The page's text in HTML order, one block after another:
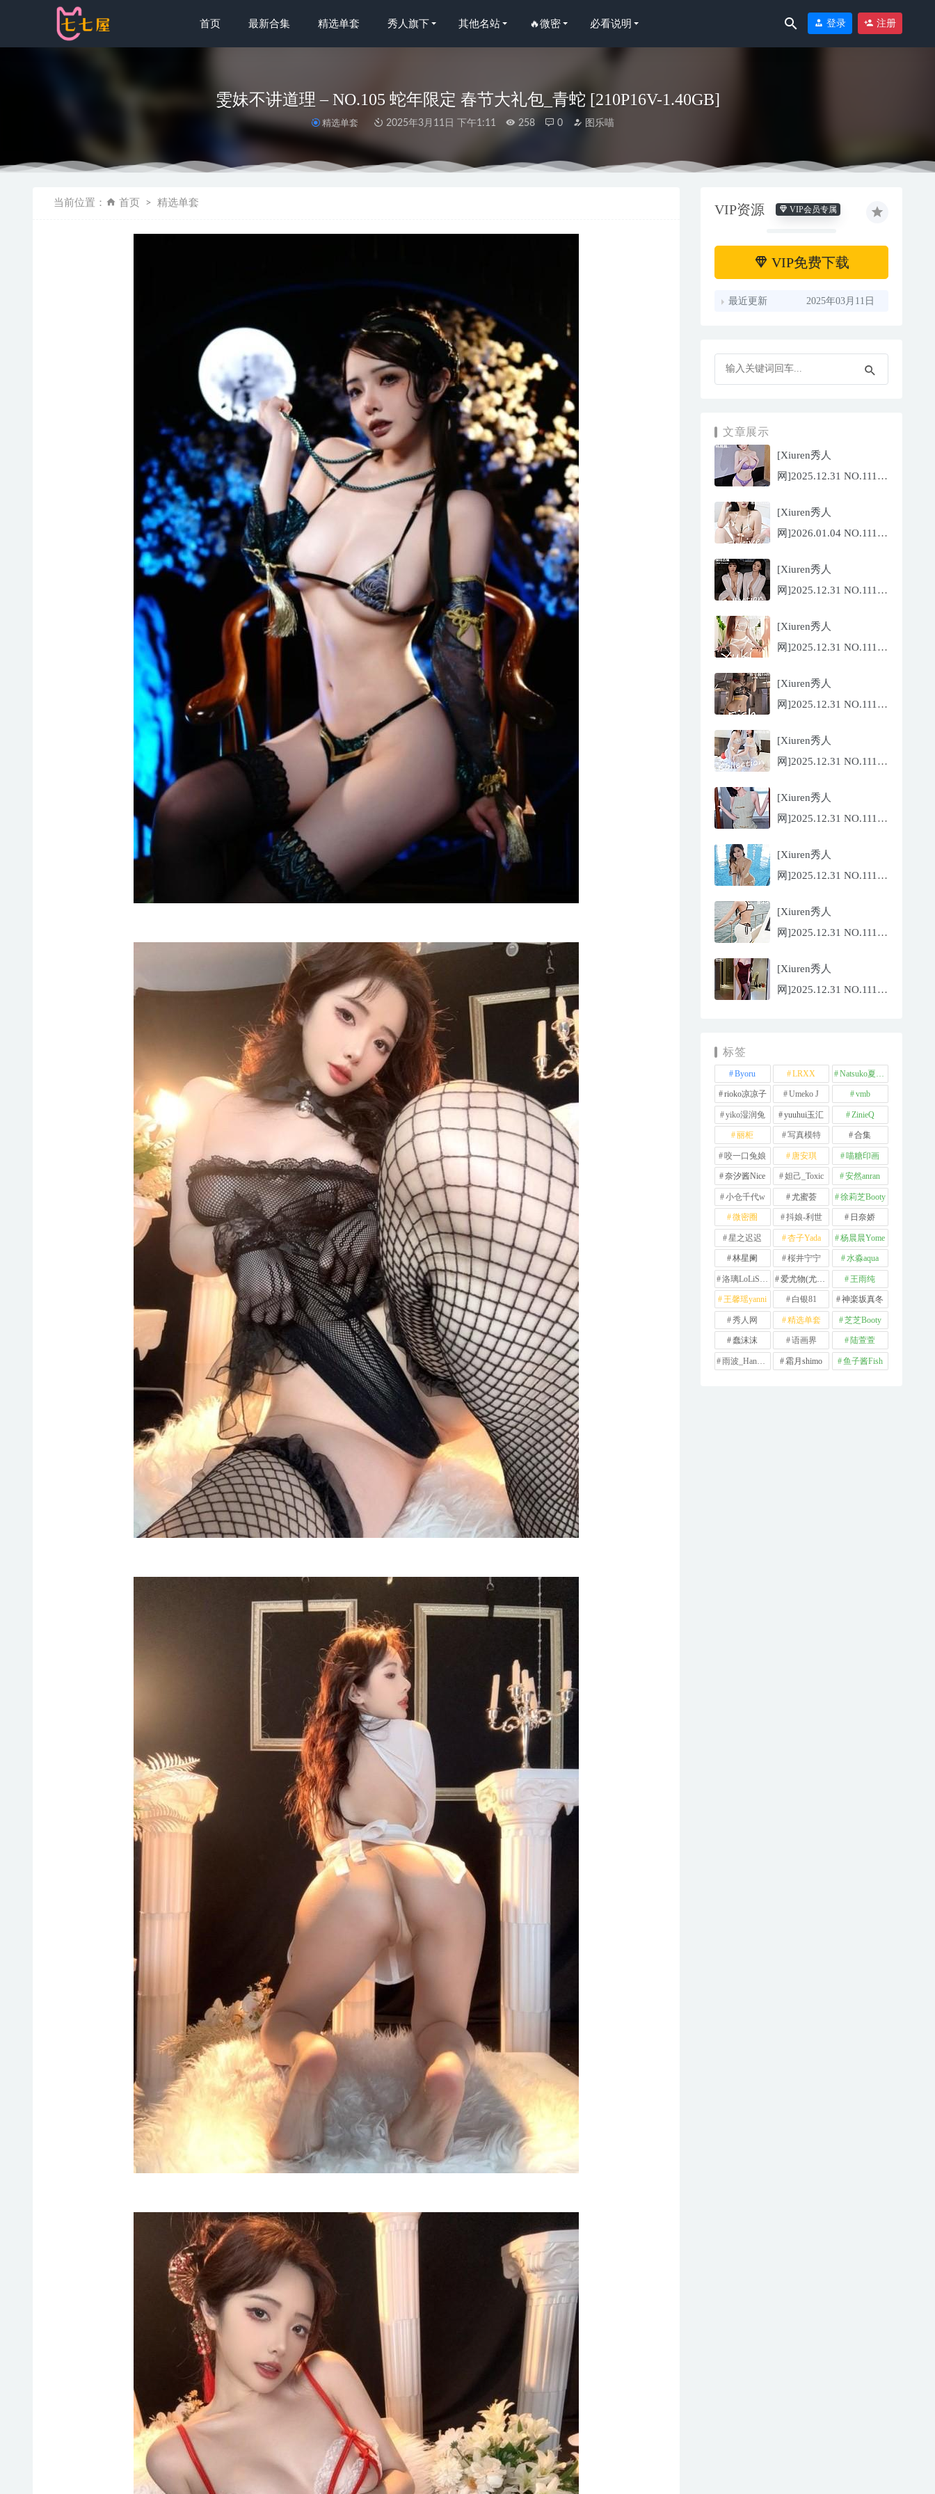
首页 最新合集 精选单套 秀人旗下 其他名站 🔥微密 必看说明 登录 注册
雯妹不讲道理 – NO.105 蛇年限定 春节大礼包_青蛇 [210P16V-1.40GB]
精选单套 2025年3月11日 下午1:11 258 0 图乐喵
当前位置： 首页 精选单套 VIP资源 VIP会员专属
VIP免费下载
最近更新 2025年03月11日
文章展示
[Xiuren秀人
网]2025.12.31 NO.11187
[Xiuren秀人
网]2026.01.04 NO.11189
_Thrive[71P/640.85MB]
[Xiuren秀人
网]2025.12.31 NO.11188
[Xiuren秀人
网]2025.12.31 NO.11185
Yuki[75P/942.33MB]
[Xiuren秀人
网]2025.12.31 NO.11186
Fish[79P/773.17MB]
[Xiuren秀人
网]2025.12.31 NO.11184
[82P/854.18MB]
[Xiuren秀人
网]2025.12.31 NO.11183
[Xiuren秀人
网]2025.12.31 NO.11182
[81P/959.10MB]
[Xiuren秀人
网]2025.12.31 NO.11180
[Xiuren秀人
网]2025.12.31 NO.11181
标签
Byoru LRXX Natsuko夏夏子
rioko凉凉子 Umeko J vmb
yiko湿润兔 yuuhui玉汇 ZinieQ
丽柜 写真模特 合集
咬一口兔娘 唐安琪 喵糖印画
奈汐酱Nice 妲己_Toxic 安然anran
小仓千代w 尤蜜荟 徐莉芝Booty
微密圈 抖娘-利世 日奈娇
星之迟迟 杏子Yada 杨晨晨Yome
林星阑 桜井宁宁 水淼aqua
洛璃LoLiSAMA 爱尤物(尤果网) 王雨纯
王馨瑶yanni 白银81 神楽坂真冬
秀人网 精选单套 芝芝Booty
蠢沫沫 语画界 陆萱萱
雨波_HaneAme 霜月shimo 鱼子酱Fish
[YOUMI尤蜜荟]2022.01.27 VOL.746 允爾[68+1P／641MB] 2023-01-06